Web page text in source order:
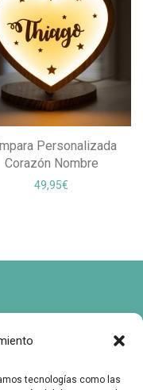
tecnologías como las
Personalizada
Corazón Nombre
49,95€